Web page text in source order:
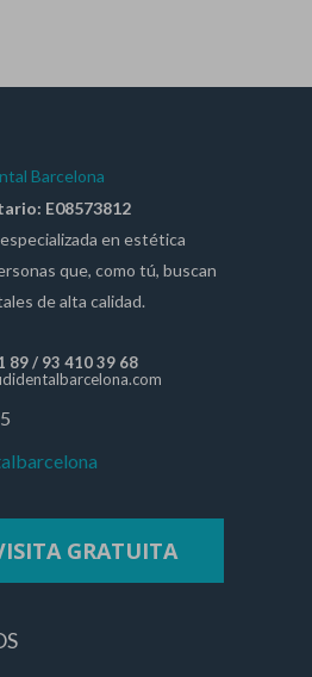
E08573812
en estética
que, como tú, buscan
de alta calidad.
89/ 93 410 39 68
GRATUITA